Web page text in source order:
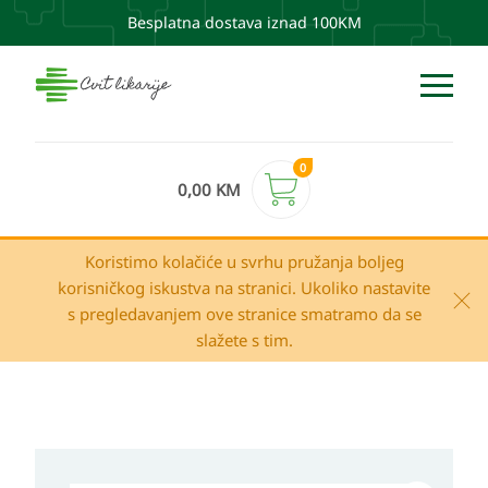
Besplatna dostava iznad 100KM
0,00 KM
0
Koristimo kolačiće u svrhu pružanja boljeg
korisničkog iskustva na stranici. Ukoliko nastavite
s pregledavanjem ove stranice smatramo da se
slažete s tim.